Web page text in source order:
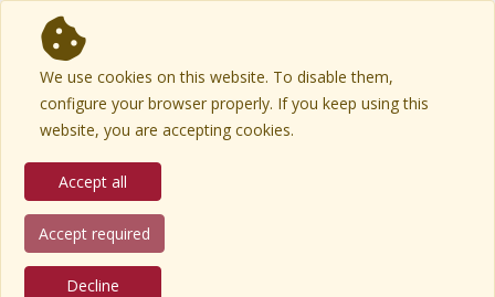
We use cookies on this website. To disable them,
configure your browser properly. If you keep using this
website, you are accepting cookies.
Accept all
Accept required
Decline